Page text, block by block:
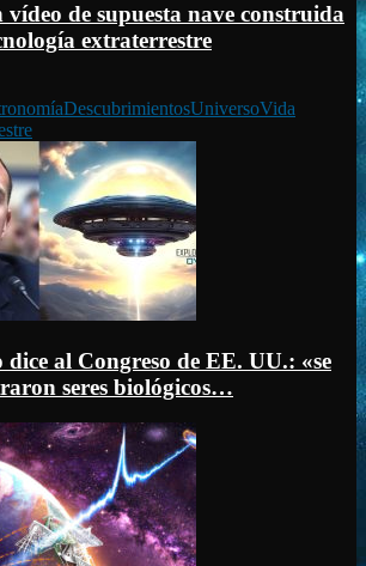
de supuesta nave construida
extraterrestre
DescubrimientosUniversoVida
dice al Congreso de EE. UU.: «se
seres biológicos…